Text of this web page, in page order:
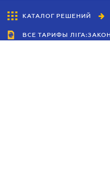
КАТАЛОГ РЕШЕНИЙ
ВСЕ ТАРИФЫ ЛІГА:ЗАКОН